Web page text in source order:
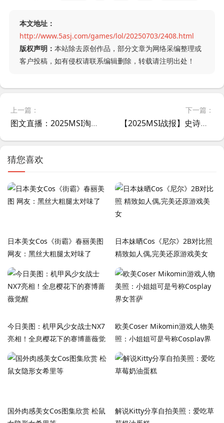
本文地址：
http://www.5asj.com/games/lol/20250703/2408.html
版权声明： 本站除去原创作品，部分文章为网络采编整理或
客户投稿，如有侵权请联系编辑删除，转载请注明出处！
上一篇：
图文直播：2025MSI淘汰赛焦点战：LPL新锐AL迎战北美劲旅FLY，官方放出赛前数据
下一篇：
【2025MSI战报】史诗级对决！T1 3-2力克CFO创淘汰赛最长纪录
猜您喜欢
日本美女Cos《街霸》春丽美图
网友：黑丝大粗腿太对味了
日本妹晒Cos《尼尔》2B对比照
精致如人偶,完美还原游戏美女
今日美图：机甲风少女战士NX7
亮相！全息樱花下的赛博蔷薇觉
醒
欧美Coser Mikomin游戏人物美
照：小姐姐可是号称Cosplay界
女菩萨
国外肉感美女Cos图集欣赏 松鼠
解说Kitty分享自拍美照：爱吃草